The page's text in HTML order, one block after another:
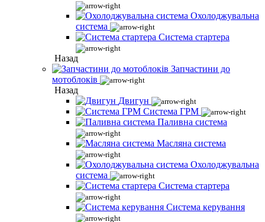
Охолоджувальна
система
Система стартера
Назад
Запчастини до
мотоблоків
Назад
Двигун
Система ГРМ
Паливна система
Масляна система
Охолоджувальна
система
Система стартера
Система керування